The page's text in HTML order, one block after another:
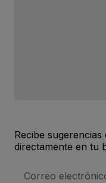
Recibe
directamente en tu
de